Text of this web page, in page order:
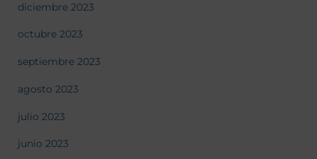
diciembre 2023
octubre 2023
septiembre 2023
agosto 2023
julio 2023
junio 2023